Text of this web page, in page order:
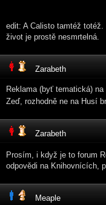
edit: A Calisto tamtéž
život je prostě nesmrtelná.
Zarabeth
Reklama (byť tematická)
Zeď, rozhodně ne na Husí
Zarabeth
Prosím, i když je to forum
odpovědi na Knihovnících,
Meaple